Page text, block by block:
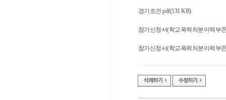
경기조건.pdf(131 KB)
참가신청서(학교폭력처분이력부
참가신청서(학교폭력처분이력부